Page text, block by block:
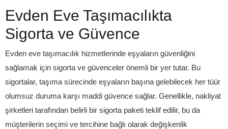
Evden Eve Taşımacılıkta
Sigorta ve Güvence
Evden eve taşımacılık hizmetlerinde eşyaların güvenliğini
sağlamak için sigorta ve güvenceler önemli bir yer tutar. Bu
sigortalar, taşıma sürecinde eşyaların başına gelebilecek her tüür
olumsuz duruma karşı maddi güvence sağlar. Genellikle, nakliyat
şirketleri tarafından belirli bir sigorta paketi teklif edilir, bu da
müşterilerin seçimi ve tercihine bağlı olarak değişkenlik